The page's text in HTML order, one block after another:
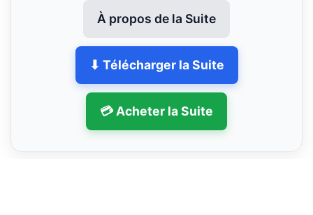
À propos de la Suite
⬇ Télécharger la Suite
💳 Acheter la Suite